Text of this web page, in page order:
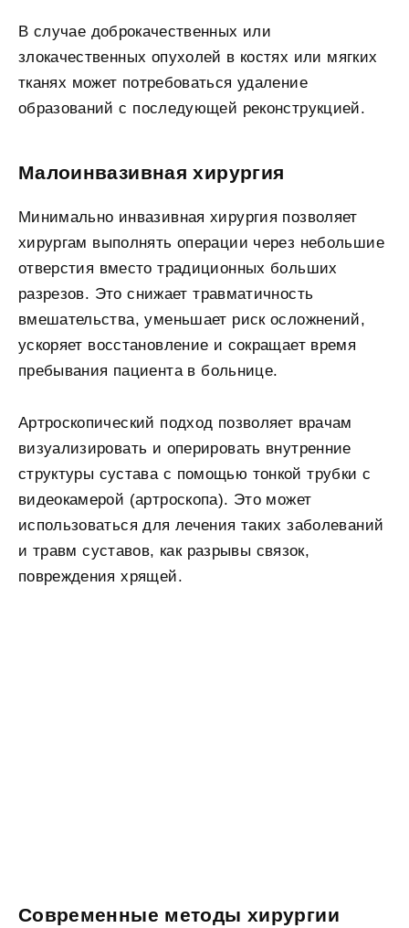
В случае доброкачественных или
злокачественных опухолей в костях или мягких
тканях может потребоваться удаление
образований с последующей реконструкцией.
Малоинвазивная хирургия
Минимально инвазивная хирургия позволяет
хирургам выполнять операции через небольшие
отверстия вместо традиционных больших
разрезов. Это снижает травматичность
вмешательства, уменьшает риск осложнений,
ускоряет восстановление и сокращает время
пребывания пациента в больнице.
Артроскопический подход позволяет врачам
визуализировать и оперировать внутренние
структуры сустава с помощью тонкой трубки с
видеокамерой (артроскопа). Это может
использоваться для лечения таких заболеваний
и травм суставов, как разрывы связок,
повреждения хрящей.
Современные методы хирургии